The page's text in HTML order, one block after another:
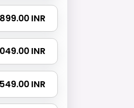
899.00 INR
INR
INR